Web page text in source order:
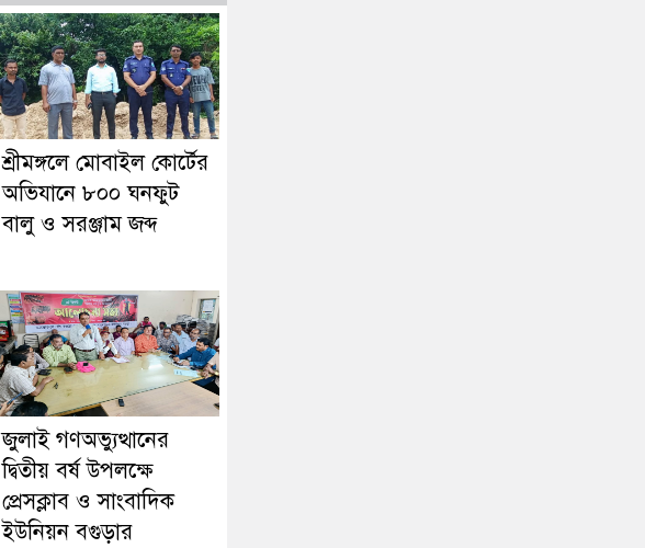
শ্রীমঙ্গলে মোবাইল কোর্টের
অভিযানে ৮০০ ঘনফুট
বালু ও সরঞ্জাম জব্দ
জুলাই গণঅভ্যুত্থানের
দ্বিতীয় বর্ষ উপলক্ষে
প্রেসক্লাব ও সাংবাদিক
ইউনিয়ন বগুড়ার